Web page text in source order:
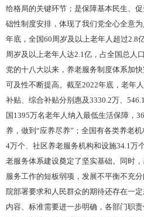
给格局的关键环节；是保障基本民生、
础性制度安排，体现了我们党全心全意
年底，全国60周岁及以上老年人超过2.8
周岁及以上老年人达2.1亿，占全国总人
党的十八大以来，养老服务制度体系加
可及性不断提高。截至2022年底，老年
补贴、综合补贴分别惠及3330.2万、
国1395万名老年人纳入最低生活保障，
养，做到“应养尽养”；全国有各类养老
4万个、社区养老服务机构和设施34.1万
老服务体系建设奠定了坚实基础。同时
服务工作的短板弱项，发展不平衡不充
院部署要求和人民群众的期待还存在一
内容、标准需要进一步明确，各部门职